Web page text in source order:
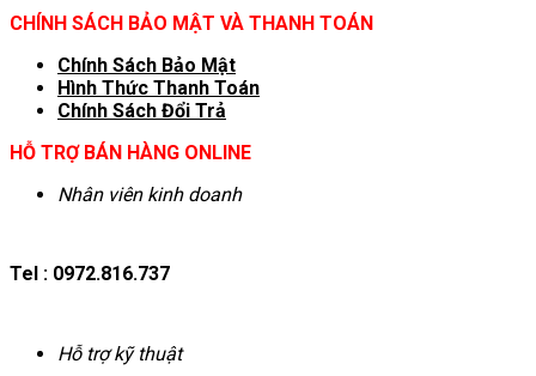
CHÍNH SÁCH BẢO MẬT VÀ THANH TOÁN
Chính Sách Bảo Mật
Hình Thức Thanh Toán
Chính Sách Đổi Trả
HỖ TRỢ BÁN HÀNG ONLINE
Nhân viên kinh doanh
Tel : 0972.816.737
Hỗ trợ kỹ thuật